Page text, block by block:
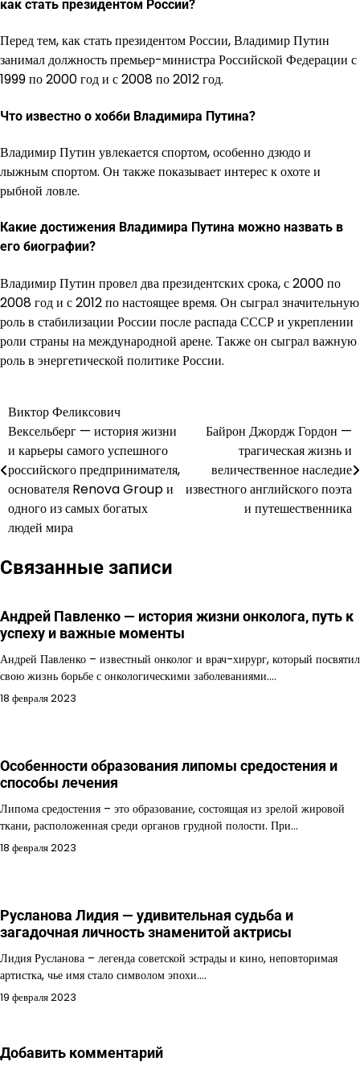
как стать президентом России?
Перед тем, как стать президентом России, Владимир Путин
занимал должность премьер-министра Российской Федерации с
1999 по 2000 год и с 2008 по 2012 год.
Что известно о хобби Владимира Путина?
Владимир Путин увлекается спортом, особенно дзюдо и
лыжным спортом. Он также показывает интерес к охоте и
рыбной ловле.
Какие достижения Владимира Путина можно назвать в
его биографии?
Владимир Путин провел два президентских срока, с 2000 по
2008 год и с 2012 по настоящее время. Он сыграл значительную
роль в стабилизации России после распада СССР и укреплении
роли страны на международной арене. Также он сыграл важную
роль в энергетической политике России.
Навигация
по
записям
Виктор Феликсович
Вексельберг — история жизни
и карьеры самого успешного
российского предпринимателя,
основателя Renova Group и
одного из самых богатых
людей мира
Байрон Джордж Гордон —
трагическая жизнь и
величественное наследие
известного английского поэта
и путешественника
Связанные записи
Андрей Павленко — история жизни онколога, путь к
успеху и важные моменты
Андрей Павленко – известный онколог и врач-хирург, который посвятил
свою жизнь борьбе с онкологическими заболеваниями.…
18 февраля 2023
Особенности образования липомы средостения и
способы лечения
Липома средостения – это образование, состоящая из зрелой жировой
ткани, расположенная среди органов грудной полости. При…
18 февраля 2023
Русланова Лидия — удивительная судьба и
загадочная личность знаменитой актрисы
Лидия Русланова – легенда советской эстрады и кино, неповторимая
артистка, чье имя стало символом эпохи.…
19 февраля 2023
Добавить комментарий